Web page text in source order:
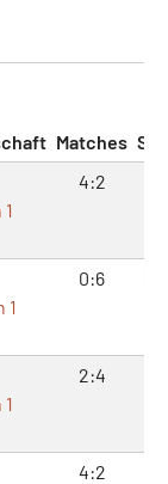
Matches
4:2
1
0:6
2:4
4:2